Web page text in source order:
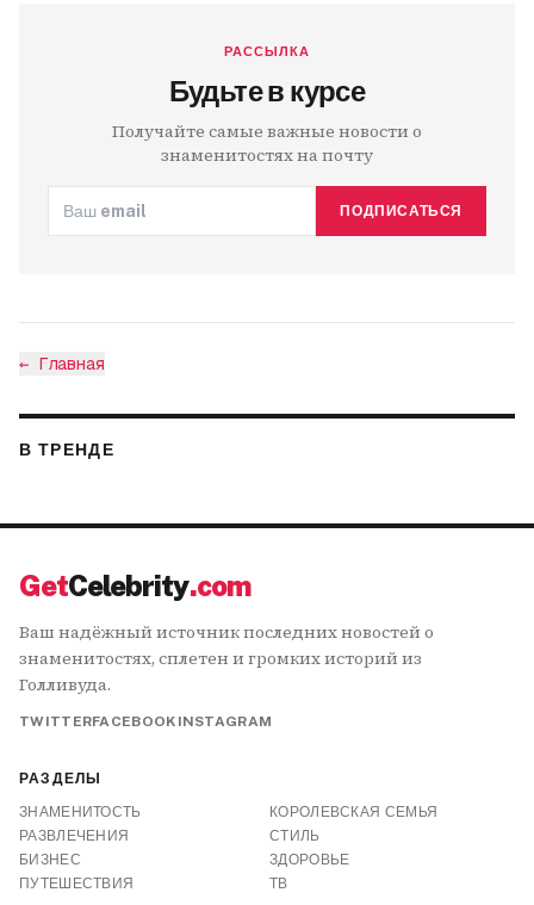
РАССЫЛКА
Будьте в курсе
Получайте самые важные новости о
знаменитостях на почту
ПОДПИСАТЬСЯ
← Главная
В ТРЕНДЕ
GetCelebrity.com
Ваш надёжный источник последних новостей о
знаменитостях, сплетен и громких историй из
Голливуда.
TWITTERFACEBOOK INSTAGRAM
РАЗДЕЛЫ
ЗНАМЕНИТОСТЬ
КОРОЛЕВСКАЯ СЕМЬЯ
РАЗВЛЕЧЕНИЯ
СТИЛЬ
БИЗНЕС
ЗДОРОВЬЕ
ПУТЕШЕСТВИЯ
ТВ